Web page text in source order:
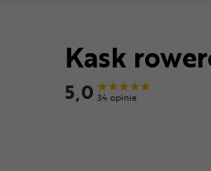
Mapa
Kask
5,0 34 opinie